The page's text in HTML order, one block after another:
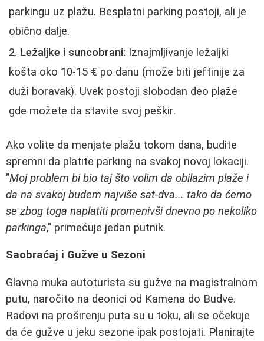
parkingu uz plažu. Besplatni parking postoji, ali je
obično dalje.
Ležaljke i suncobrani: Iznajmljivanje ležaljki
košta oko 10-15 € po danu (može biti jeftinije za
duži boravak). Uvek postoji slobodan deo plaže
gde možete da stavite svoj peškir.
Ako volite da menjate plažu tokom dana, budite
spremni da platite parking na svakoj novoj lokaciji.
"Moj problem bi bio taj što volim da obilazim plaže i
da na svakoj budem najviše sat-dva... tako da ćemo
se zbog toga naplatiti promenivši dnevno po nekoliko
parkinga," primećuje jedan putnik.
Saobraćaj i Gužve u Sezoni
Glavna muka autoturista su gužve na magistralnom
putu, naročito na deonici od Kamena do Budve.
Radovi na proširenju puta su u toku, ali se očekuje
da će gužve u jeku sezone ipak postojati. Planirajte